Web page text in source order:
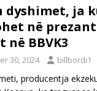
dyshimet, ja
në
BBVK3
30, 2024 billbordi1
producentja